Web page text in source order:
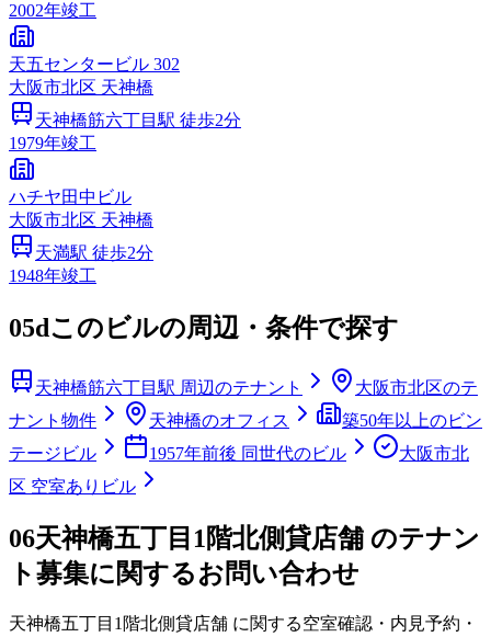
2002年竣工
天五センタービル 302
大阪市北区 天神橋
天神橋筋六丁目 駅 徒歩2分
1979年竣工
ハチヤ田中ビル
大阪市北区 天神橋
天満駅 徒歩2分
1948年竣工
05dこのビルの周辺・条件で探す
天神橋筋六丁目駅 周辺のテナント
大阪市北区のテ
ナント物件
天神橋のオフィス
築50年以上のビン
テージビル
1957年前後 同世代のビル
大阪市北
区 空室ありビル
06天神橋五丁目1階北側貸店舗 のテナン
ト募集に関するお問い合わせ
天神橋五丁目1階北側貸店舗 に関する空室確認・内見予約・